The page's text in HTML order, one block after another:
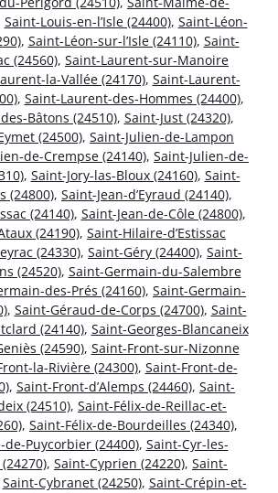
Saint-Louis-en-l’Isle (24400), Saint-Léon-
, Saint-Léon-sur-l’Isle (24110), Saint-
(24560), Saint-Laurent-sur-Manoire
la-Vallée (24170), Saint-Laurent-
, Saint-Laurent-des-Hommes (24400),
Bâtons (24510), Saint-Just (24320),
(24500), Saint-Julien-de-Lampon
de-Crempse (24140), Saint-Julien-de-
, Saint-Jory-las-Bloux (24160), Saint-
(24800), Saint-Jean-d’Eyraud (24140),
(24140), Saint-Jean-de-Côle (24800),
(24190), Saint-Hilaire-d’Estissac
(24330), Saint-Géry (24400), Saint-
(24520), Saint-Germain-du-Salembre
des-Prés (24160), Saint-Germain-
, Saint-Géraud-de-Corps (24700), Saint-
(24140), Saint-Georges-Blancaneix
(24590), Saint-Front-sur-Nizonne
la-Rivière (24300), Saint-Front-de-
, Saint-Front-d’Alemps (24460), Saint-
(24510), Saint-Félix-de-Reillac-et-
, Saint-Félix-de-Bourdeilles (24340),
Puycorbier (24400), Saint-Cyr-les-
, Saint-Cyprien (24220), Saint-
Saint-Cybranet (24250), Saint-Crépin-et-